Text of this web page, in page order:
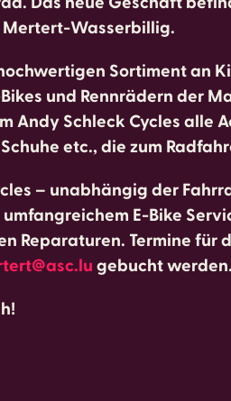
Mertert-Wasserbillig.
Sortiment an
und Rennrädern der
Andy Schleck Cycles alle
etc., die zum
– unabhängig der
E-Bike
Reparaturen. Termine für
gebucht werden.